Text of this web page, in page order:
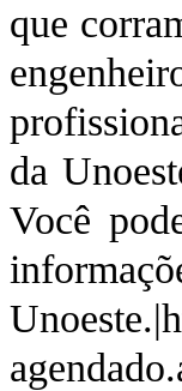
que
da
Você